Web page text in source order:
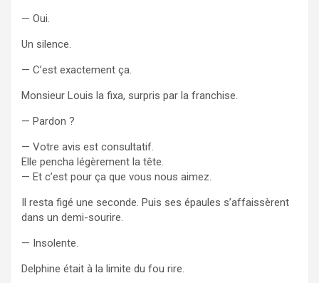
— Oui.
Un silence.
— C’est exactement ça.
Monsieur Louis la fixa, surpris par la franchise.
— Pardon ?
— Votre avis est consultatif.
Elle pencha légèrement la tête.
— Et c’est pour ça que vous nous aimez.
Il resta figé une seconde. Puis ses épaules s’affaissèrent
dans un demi-sourire.
— Insolente.
Delphine était à la limite du fou rire.